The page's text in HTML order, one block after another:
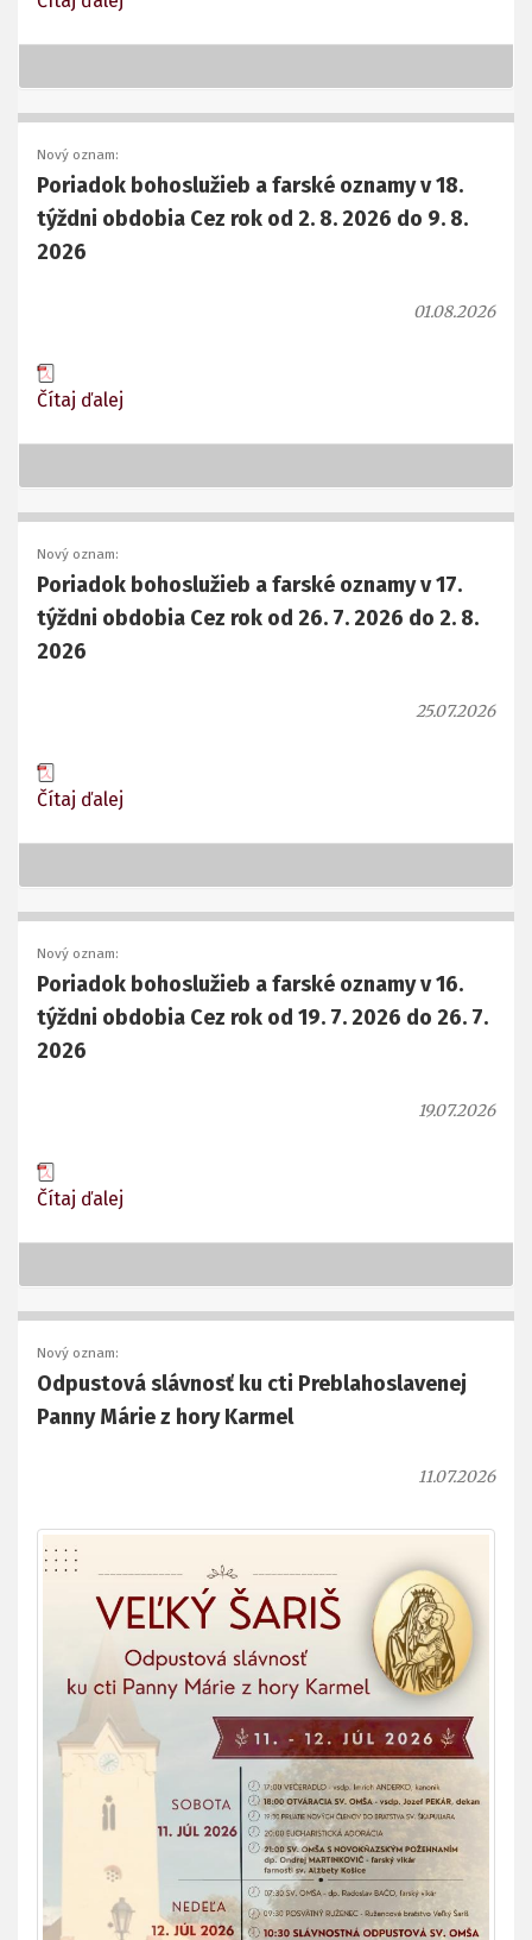
Nový oznam:
Poriadok bohoslužieb a farské oznamy v 18.
týždni obdobia Cez rok od 2. 8. 2026 do 9. 8.
2026
01.08.2026
Čítaj ďalej
Nový oznam:
Poriadok bohoslužieb a farské oznamy v 17.
týždni obdobia Cez rok od 26. 7. 2026 do 2. 8.
2026
25.07.2026
Čítaj ďalej
Nový oznam:
Poriadok bohoslužieb a farské oznamy v 16.
týždni obdobia Cez rok od 19. 7. 2026 do 26. 7.
2026
19.07.2026
Čítaj ďalej
Nový oznam:
Odpustová slávnosť ku cti Preblahoslavenej
Panny Márie z hory Karmel
11.07.2026